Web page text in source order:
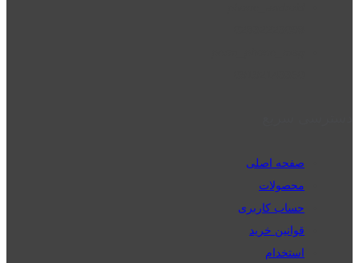
صفحه اصلی
محصولات
حساب کاربری
قوانین خرید
استخدام